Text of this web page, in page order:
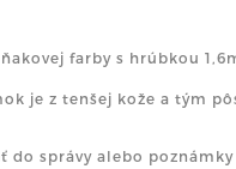
farby s hrúbkou
je z tenšej kože a tým
správy alebo poznámky